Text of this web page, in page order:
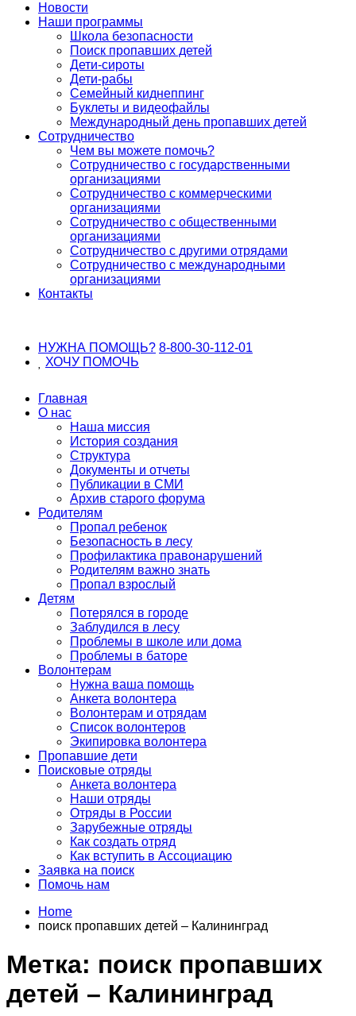
Новости
Наши программы
Школа безопасности
Поиск пропавших детей
Дети-сироты
Дети-рабы
Семейный киднеппинг
Буклеты и видеофайлы
Международный день пропавших детей
Сотрудничество
Чем вы можете помочь?
Сотрудничество с государственными
организациями
Сотрудничество с коммерческими
организациями
Сотрудничество с общественными
организациями
Сотрудничество с другими отрядами
Сотрудничество с международными
организациями
Контакты
НУЖНА ПОМОЩЬ? 8-800-30-112-01
ХОЧУ ПОМОЧЬ
Главная
О нас
Наша миссия
История создания
Структура
Документы и отчеты
Публикации в СМИ
Архив старого форума
Родителям
Пропал ребенок
Безопасность в лесу
Профилактика правонарушений
Родителям важно знать
Пропал взрослый
Детям
Потерялся в городе
Заблудился в лесу
Проблемы в школе или дома
Проблемы в баторе
Волонтерам
Нужна ваша помощь
Анкета волонтера
Волонтерам и отрядам
Список волонтеров
Экипировка волонтера
Пропавшие дети
Поисковые отряды
Анкета волонтера
Наши отряды
Отряды в России
Зарубежные отряды
Как создать отряд
Как вступить в Ассоциацию
Заявка на поиск
Помочь нам
Home
поиск пропавших детей – Калининград
Метка: поиск пропавших
детей – Калининград